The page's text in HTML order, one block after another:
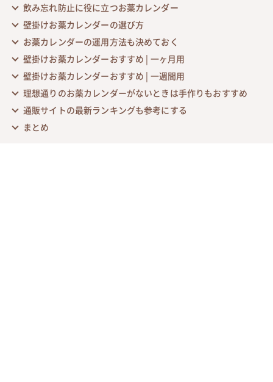
飲み忘れ防止に役に立つお薬カレンダー
壁掛けお薬カレンダーの選び方
お薬カレンダーの運用方法も決めておく
壁掛けお薬カレンダーおすすめ | 一ヶ月用
壁掛けお薬カレンダーおすすめ | 一週間用
理想通りのお薬カレンダーがないときは手作りもおすすめ
通販サイトの最新ランキングも参考にする
まとめ